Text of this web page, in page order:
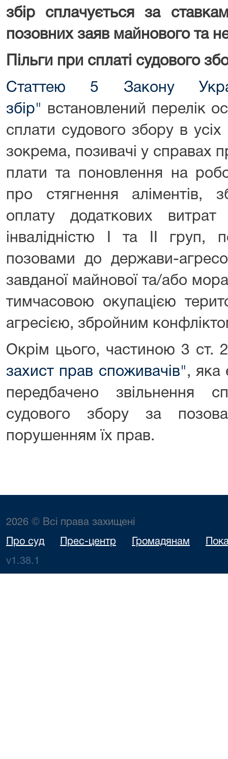
збір сплачується за
позовних заяв майнового та
Пільги при сплаті судового
Статтею 5 Закону
збір" встановлений перелік
сплати судового збору в усіх
зокрема, позивачі у справах
плати та поновлення на
про стягнення аліментів,
оплату додаткових
інвалідністю I та II груп,
позовами до держави-
завданої майнової та/або
тимчасовою окупацією
агресією, збройним
Окрім цього, частиною 3 ст.
захист прав споживачів", яка
передбачено звільнення
судового збору за
порушенням їх прав.
2026 © Всі права захищені
Про суд Прес-центр Громадянам
v1.38.1